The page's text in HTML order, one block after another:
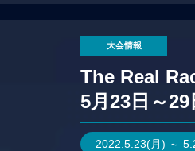
大会情報
The Real
5月23日～29
2022.5.23(月) ～